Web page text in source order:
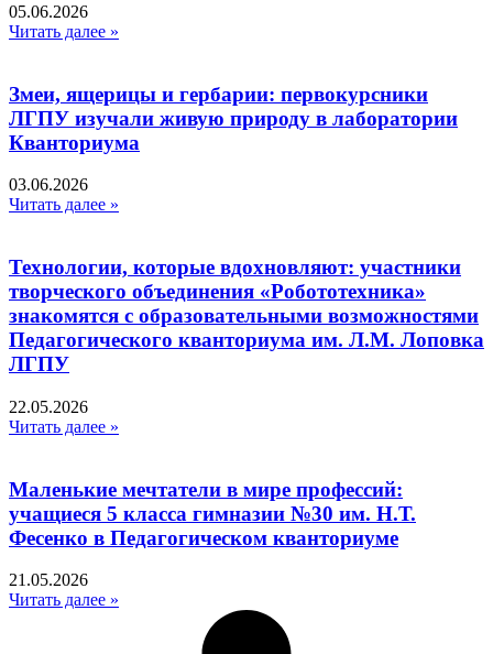
05.06.2026
Читать далее »
Змеи, ящерицы и гербарии: первокурсники
ЛГПУ изучали живую природу в лаборатории
Кванториума
03.06.2026
Читать далее »
Технологии, которые вдохновляют: участники
творческого объединения «Робототехника»
знакомятся с образовательными возможностями
Педагогического кванториума им. Л.М. Лоповка
ЛГПУ
22.05.2026
Читать далее »
Маленькие мечтатели в мире профессий:
учащиеся 5 класса гимназии №30 им. Н.Т.
Фесенко в Педагогическом кванториуме
21.05.2026
Читать далее »